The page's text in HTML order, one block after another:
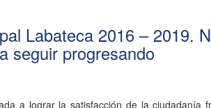
Labateca 2016 – 2019.
seguir progresando
a lograr la satisfacción de la ciudadanía